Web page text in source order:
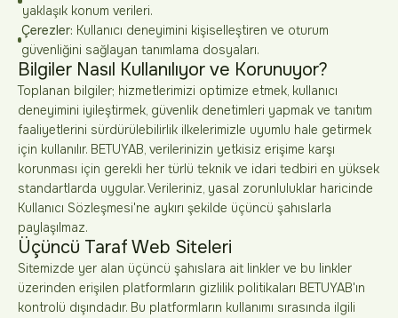
yaklaşık konum verileri.
Çerezler: Kullanıcı deneyimini kişiselleştiren ve oturum
güvenliğini sağlayan tanımlama dosyaları.
Bilgiler Nasıl Kullanılıyor ve Korunuyor?
Toplanan bilgiler; hizmetlerimizi optimize etmek, kullanıcı
deneyimini iyileştirmek, güvenlik denetimleri yapmak ve tanıtım
faaliyetlerini sürdürülebilirlik ilkelerimizle uyumlu hale getirmek
için kullanılır. BETUYAB, verilerinizin yetkisiz erişime karşı
korunması için gerekli her türlü teknik ve idari tedbiri en yüksek
standartlarda uygular. Verileriniz, yasal zorunluluklar haricinde
Kullanıcı Sözleşmesi'ne aykırı şekilde üçüncü şahıslarla
paylaşılmaz.
Üçüncü Taraf Web Siteleri
Sitemizde yer alan üçüncü şahıslara ait linkler ve bu linkler
üzerinden erişilen platformların gizlilik politikaları BETUYAB'ın
kontrolü dışındadır. Bu platformların kullanımı sırasında ilgili